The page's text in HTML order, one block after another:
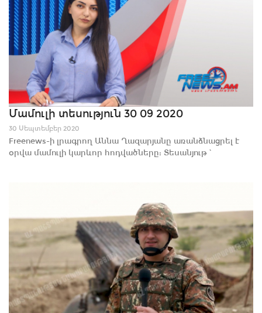
Մամուլի տեսություն 30 09 2020
30 Սեպտեմբեր 2020
Freenews-ի լրագրող Աննա Ղազարյանը առանձնացրել է
օրվա մամուլի կարևոր հոդվածները: Տեսանյութ`